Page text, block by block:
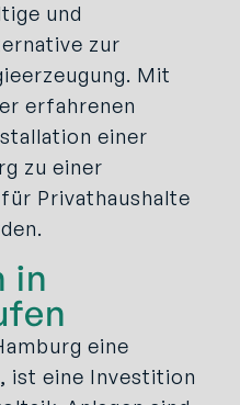
und
zur
Mit
erfahrenen
einer
zu einer
Privathaushalte
in
eine
ist eine Investition